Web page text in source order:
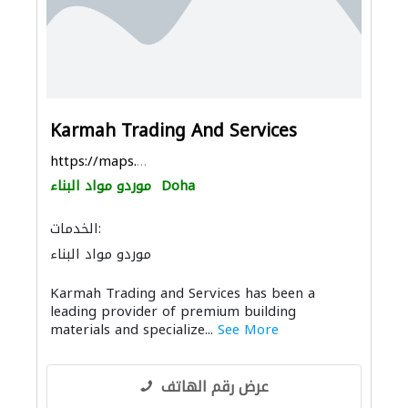
Karmah Trading And Services
https://maps.app.goo.gl/PQ9bETfF2umNgwWf8
موردو مواد البناء Doha
الخدمات:
موردو مواد البناء
Karmah Trading and Services has been a
leading provider of premium building
materials and specialize... See More
عرض رقم الهاتف